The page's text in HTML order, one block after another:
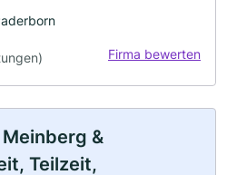
Firma bewerten
&
Teilzeit,